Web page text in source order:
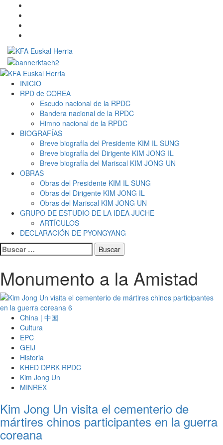
contenido
Menú
primarioINICIO
RPD de COREA
Escudo nacional de la RPDC
Bandera nacional de la RPDC
Himno nacional de la RPDC
BIOGRAFÍAS
Breve biografía del Presidente KIM IL SUNG
Breve biografía del Dirigente KIM JONG IL
Breve biografía del Mariscal KIM JONG UN
OBRAS
Obras del Presidente KIM IL SUNG
Obras del Dirigente KIM JONG IL
Obras del Mariscal KIM JONG UN
GRUPO DE ESTUDIO DE LA IDEA JUCHE
ARTÍCULOS
DECLARACIÓN DE PYONGYANG
Buscar:
Monumento a la Amistad
China | 中国
Cultura
EPC
GEIJ
Historia
KHED DPRK RPDC
Kim Jong Un
MINREX
Kim Jong Un visita el cementerio de
mártires chinos participantes en la guerra
coreana